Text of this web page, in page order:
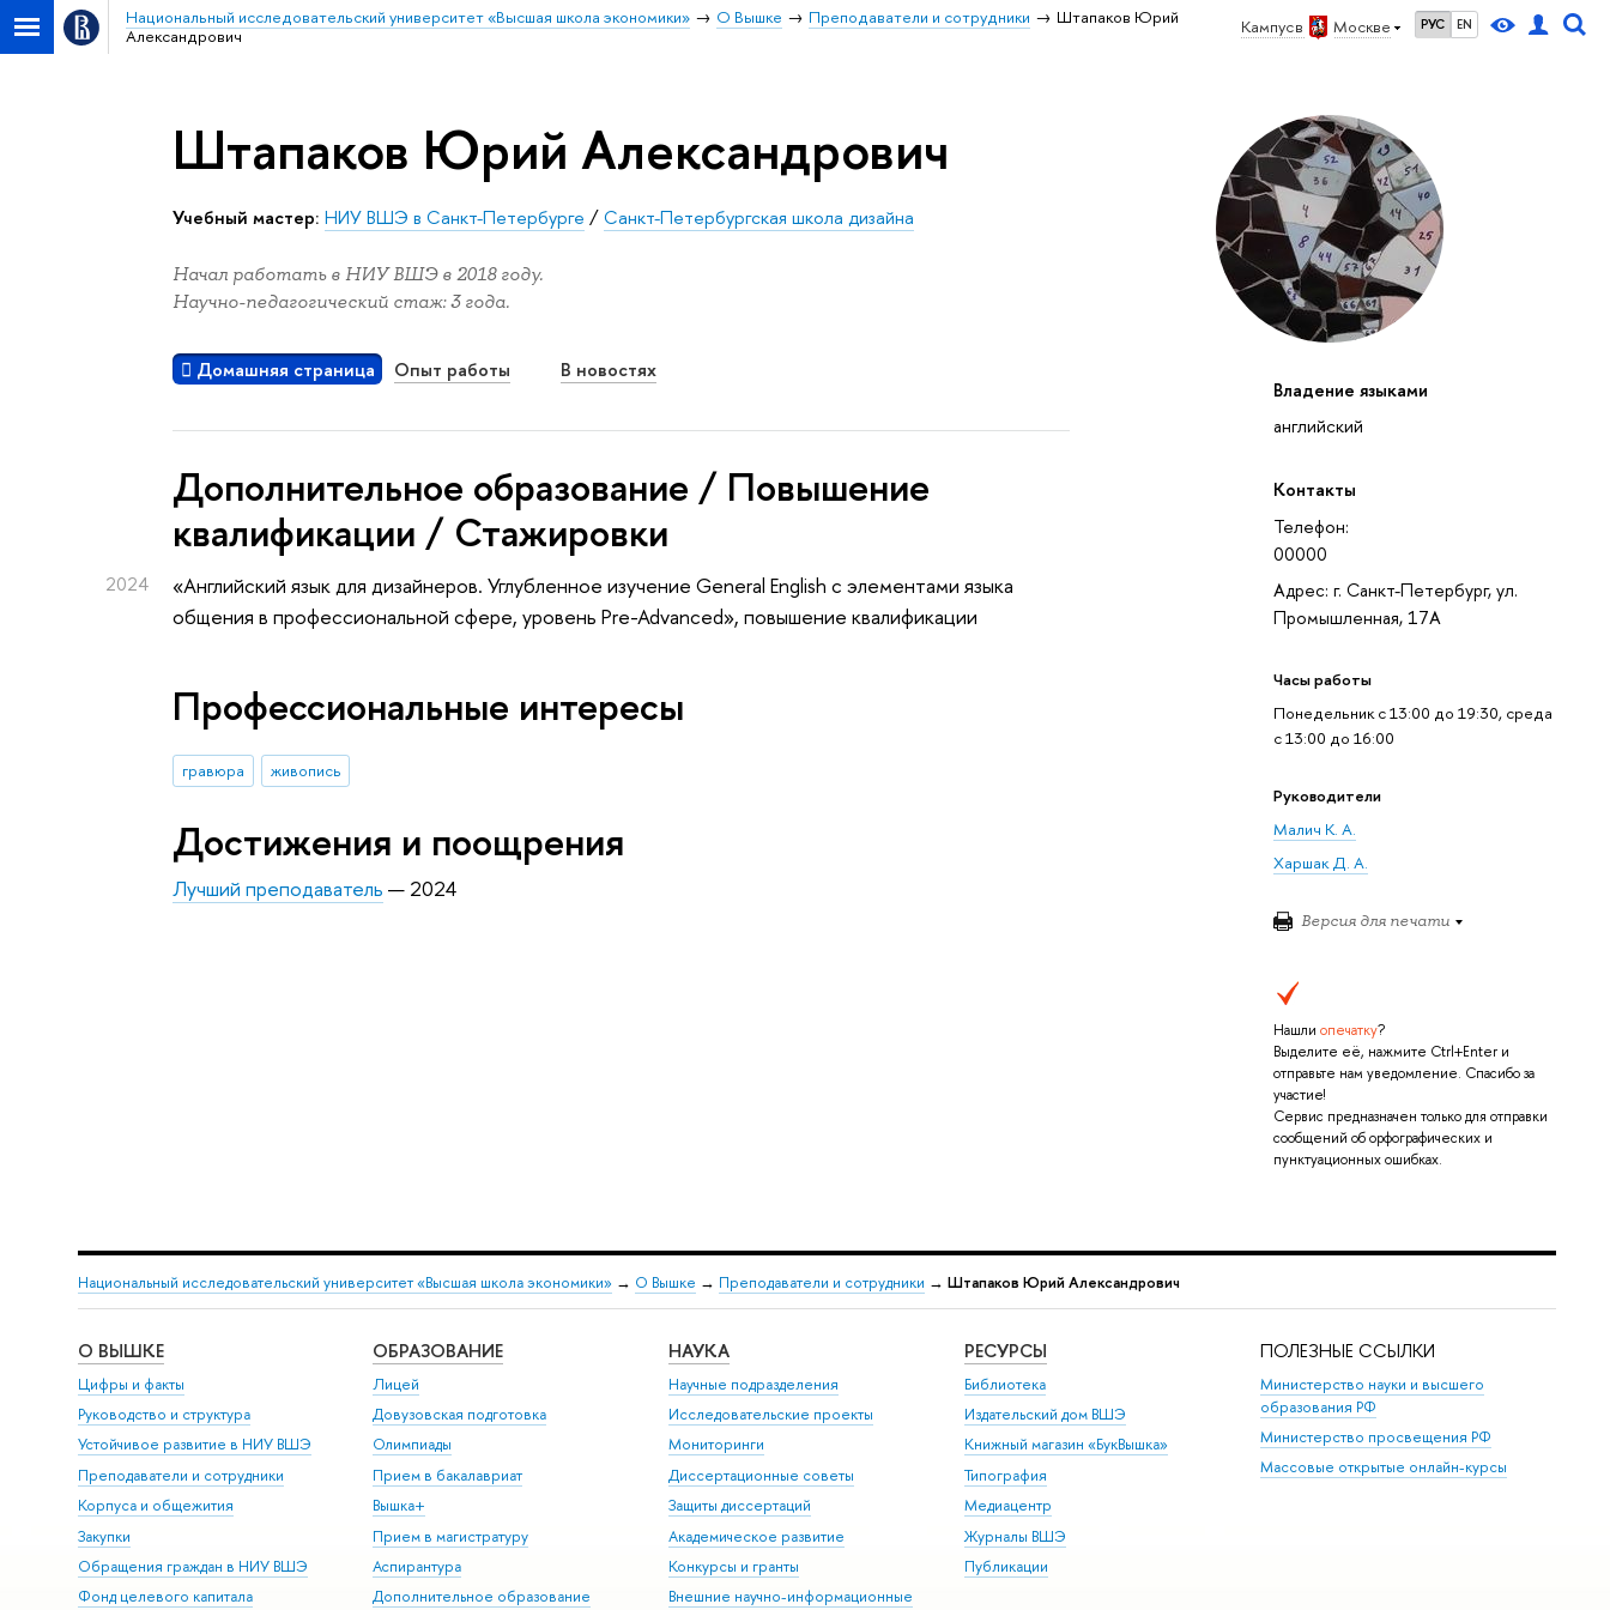
Кампус в Москве РУС EN
Национальный исследовательский университет «Высшая школа экономики» О Вышке Преподаватели и сотрудники
Штапаков Юрий
Александрович
Владение языками
английский
Контакты
Телефон:
00000
Адрес: г. Санкт-Петербург, ул.
Промышленная, 17А
Часы работы
Понедельник с 13:00 до 19:30, среда
с 13:00 до 16:00
Руководители
Малич К. А.
Харшак Д. А.
Версия для печати
Нашли опечатку?
Выделите её, нажмите Ctrl+Enter и
отправьте нам уведомление. Спасибо за
участие!
Сервис предназначен только для отправки
сообщений об орфографических и
пунктуационных ошибках.
Штапаков Юрий Александрович
Учебный мастер: НИУ ВШЭ в Санкт-Петербурге /Санкт-Петербургская школа дизайна
Начал работать в НИУ ВШЭ в 2018 году.
Научно-педагогический стаж: 3 года.
Домашняя страница Опыт работы В новостях
Дополнительное образование / Повышение
квалификации / Стажировки
2024
«Английский язык для дизайнеров. Углубленное изучение General English с элементами языка
общения в профессиональной сфере, уровень Pre-Advanced», повышение квалификации
Профессиональные интересы
гравюра живопись
Достижения и поощрения
Лучший преподаватель — 2024
Национальный исследовательский университет «Высшая школа экономики» → О Вышке → Преподаватели и сотрудники → Штапаков Юрий Александрович
О ВЫШКЕ
Цифры и факты
Руководство и структура
Устойчивое развитие в НИУ ВШЭ
Преподаватели и сотрудники
Корпуса и общежития
Закупки
Обращения граждан в НИУ ВШЭ
Фонд целевого капитала
ОБРАЗОВАНИЕ
Лицей
Довузовская подготовка
Олимпиады
Прием в бакалавриат
Вышка+
Прием в магистратуру
Аспирантура
Дополнительное образование
НАУКА
Научные подразделения
Исследовательские проекты
Мониторинги
Диссертационные советы
Защиты диссертаций
Академическое развитие
Конкурсы и гранты
Внешние научно-информационные
РЕСУРСЫ
Библиотека
Издательский дом ВШЭ
Книжный магазин «БукВышка»
Типография
Медиацентр
Журналы ВШЭ
Публикации
ПОЛЕЗНЫЕ ССЫЛКИ
Министерство науки и высшего
образования РФ
Министерство просвещения РФ
Массовые открытые онлайн-курсы